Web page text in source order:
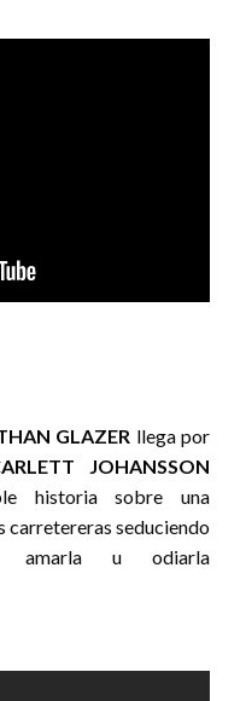
GLAZER llega por
JOHANSSON
historia sobre una
carretereras seduciendo
amarla u odiarla